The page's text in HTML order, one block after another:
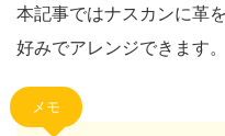
本記事ではナスカンに革
好みでアレンジできます。
メモ